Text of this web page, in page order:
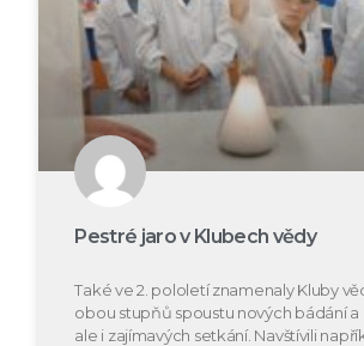
Pestré jaro v Klubech vědy
Také ve 2. pololetí znamenaly Kluby
obou stupňů spoustu nových bádání a
ale i zajímavých setkání. Navštívili